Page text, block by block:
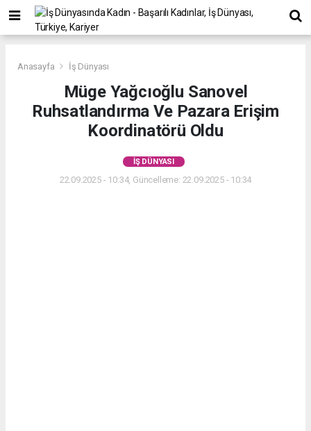
Anasayfa İş Dünyası
Müge Yağcıoğlu Sanovel
Ruhsatlandırma Ve Pazara Erişim
Koordinatörü Oldu
İŞ DÜNYASI
22.09.2025 - 10:34, Güncelleme: 22.09.2025 - 10:34